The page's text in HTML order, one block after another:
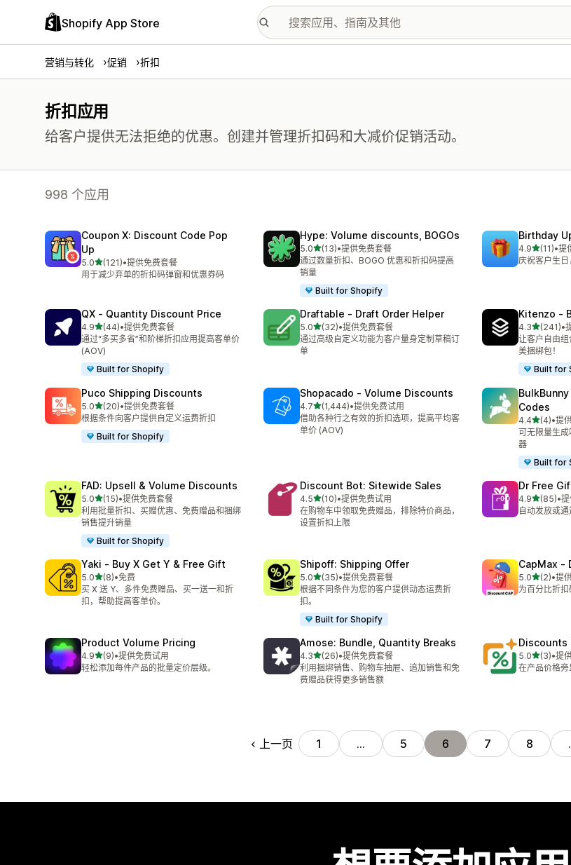
Shopify App Store
营销与转化 促销 折扣
折扣应用
给客户提供无法拒绝的优惠。创建并管理折扣码和大减价促销活动。
998 个应用
Coupon X: Discount Code Pop
Up
5.0星（满分 5 星）
(121)
总共 121 条评论
•提供免费套餐
用于减少弃单的折扣码弹窗和优惠券码
Hype: Volume discounts, BOGOs
5.0星（满分 5 星）
(13)
总共 13 条评论
•提供免费套餐
通过数量折扣、BOGO 优惠和折扣码提高
销量
Built for Shopify
Birthday
4.9星（满分
(11)
总共 11 条评论
•提
庆祝客户生日
QX ‑ Quantity Discount Price
4.9星（满分 5 星）
(44)
总共 44 条评论
•提供免费套餐
通过“多买多省”和阶梯折扣应用提高客单价
(AOV)
Built for Shopify
Draftable ‑ Draft Order Helper
5.0星（满分 5 星）
(32)
总共 32 条评论
•提供免费套餐
通过高级自定义功能为客户量身定制草稿订
单
Kitenzo ‑
4.3星（满分
(241)
总共 241 条•
让客户自由
美捆绑包！
Built for
Puco Shipping Discounts
5.0星（满分 5 星）
(20)
总共 20 条评论
•提供免费套餐
根据条件向客户提供自定义运费折扣
Built for Shopify
Shopacado ‑ Volume Discounts
4.7星（满分 5 星）
(1,444)
总共 1444 条评论
•提供免费试用
借助各种行之有效的折扣选项，提高平均客
单价 (AOV)
Codes
4.4星（满分
(4)
总共 4 条评论
•提
可无限量生
器
Built for
FAD: Upsell & Volume Discounts
5.0星（满分 5 星）
(15)
总共 15 条评论
•提供免费套餐
利用批量折扣、买赠优惠、免费赠品和捆绑
销售提升销量
Built for Shopify
Discount Bot: Sitewide Sales
4.5星（满分 5 星）
(10)
总共 10 条评论
•提供免费试用
在购物车中领取免费赠品，排除特价商品，
设置折扣上限
Dr Free
4.9星（满分
(85)
总共 85 条评
•
自动发放或
Yaki ‑ Buy X Get Y & Free Gift
5.0星（满分 5 星）
(8)
总共 8 条评论
•免费
买 X 送 Y、多件免费赠品、买一送一和折
扣，帮助提高客单价。
Shipoff: Shipping Offer
5.0星（满分 5 星）
(35)
总共 35 条评论
•提供免费套餐
根据不同条件为您的客户提供动态运费折
扣。
Built for Shopify
CapMax ‑
5.0星（满分
(2)
总共 2 条评论
•提
为百分比折
Product Volume Pricing
4.9星（满分 5 星）
(9)
总共 9 条评论
•提供免费试用
轻松添加每件产品的批量定价层级。
Amose: Bundle, Quantity Breaks
4.3星（满分 5 星）
(26)
总共 26 条评论
•提供免费套餐
利用捆绑销售、购物车抽屉、追加销售和免
费赠品获得更多销售额
Discounts
5.0星（满分
(3)
总共 3 条评论
•提
在产品价格
上一页 1 … 5 6 7 8